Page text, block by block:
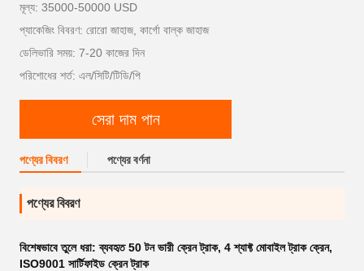
মূল্য: 35000-50000 USD
প্যাকেজিং বিবরণ: রোরো জাহাজ, কার্গো বাল্ক জাহাজ
ডেলিভারি সময়: 7-20 কাজের দিন
পরিশোধের শর্ত: এল/সিটি/টিডি/পি
সেরা দাম পান
পণ্যের বিবরণ পণ্যের বর্ণনা
পণ্যের বিবরণ
বিশেষভাবে তুলে ধরা:ব্যবহৃত 50 টন ভারী ক্রেন ট্রাক, 4 শ্যাফ্ট মোবাইল ট্রাক ক্রেন,
ISO9001 সার্টিফাইড ক্রেন ট্রাক